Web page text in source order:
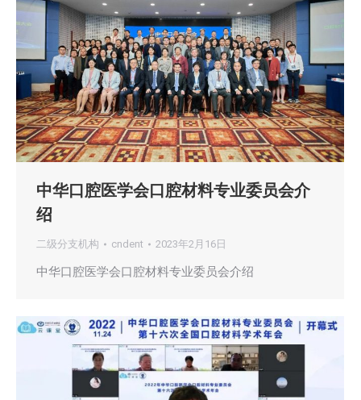
中华口腔医学会口腔材料专业委员会介
绍
二级分支机构 cndent 2023年2月16日
中华口腔医学会口腔材料专业委员会介绍